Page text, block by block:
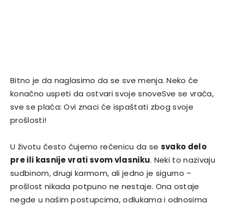
Bitno je da naglasimo da se sve menja. Neko će
konačno uspeti da ostvari svoje snoveSve se vraća,
sve se plaća: Ovi znaci će ispaštati zbog svoje
prošlosti!
U životu često čujemo rečenicu da se svako delo
pre ili kasnije vrati svom vlasniku. Neki to nazivaju
sudbinom, drugi karmom, ali jedno je sigurno –
prošlost nikada potpuno ne nestaje. Ona ostaje
negde u našim postupcima, odlukama i odnosima